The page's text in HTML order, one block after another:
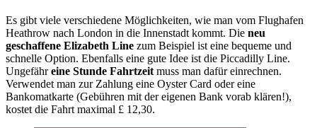
Es gibt viele verschiedene Möglichkeiten, wie man vom Flughafen
Heathrow nach London in die Innenstadt kommt. Die neu
geschaffene Elizabeth Line zum Beispiel ist eine bequeme und
schnelle Option. Ebenfalls eine gute Idee ist die Piccadilly Line.
Ungefähreine Stunde Fahrtzeit muss man dafür einrechnen.
Verwendet man zur Zahlung eine Oyster Card oder eine
Bankomatkarte (Gebühren mit der eigenen Bank vorab klären!),
kostet die Fahrt maximal £ 12,30.